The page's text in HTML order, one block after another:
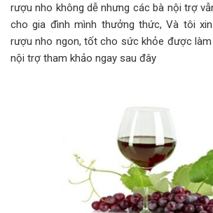
rượu nho không dễ nhưng các bà nội trợ
cho gia đình mình thưởng thức, Và tôi
rượu nho ngon, tốt cho sức khỏe được
nội trợ tham khảo ngay sau đây